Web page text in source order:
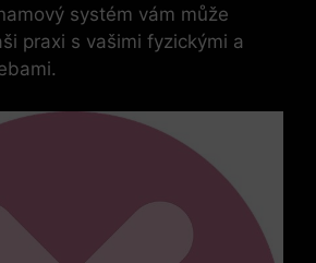
systém vám může
praxi s vašimi fyzickými a